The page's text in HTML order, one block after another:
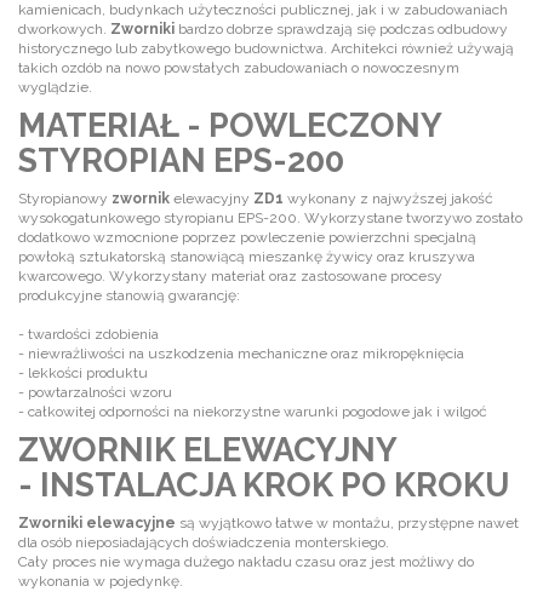
kamienicach, budynkach użyteczności publicznej, jak i w zabudowaniach
dworkowych. Zworniki bardzo dobrze sprawdzają się podczas odbudowy
historycznego lub zabytkowego budownictwa. Architekci również używają
takich ozdób na nowo powstałych zabudowaniach o nowoczesnym
wyglądzie.
MATERIAŁ - POWLECZONY
STYROPIAN EPS-200
Styropianowy zwornik elewacyjny ZD1 wykonany z najwyższej jakość
wysokogatunkowego styropianu EPS-200. Wykorzystane tworzywo zostało
dodatkowo wzmocnione poprzez powleczenie powierzchni specjalną
powłoką sztukatorską stanowiącą mieszankę żywicy oraz kruszywa
kwarcowego. Wykorzystany materiał oraz zastosowane procesy
produkcyjne stanowią gwarancję:
- twardości zdobienia
- niewrażliwości na uszkodzenia mechaniczne oraz mikropęknięcia
- lekkości produktu
- powtarzalności wzoru
- całkowitej odporności na niekorzystne warunki pogodowe jak i wilgoć
ZWORNIK ELEWACYJNY
- INSTALACJA KROK PO KROKU
Zworniki elewacyjne są wyjątkowo łatwe w montażu, przystępne nawet
dla osób nieposiadających doświadczenia monterskiego.
Cały proces nie wymaga dużego nakładu czasu oraz jest możliwy do
wykonania w pojedynkę.